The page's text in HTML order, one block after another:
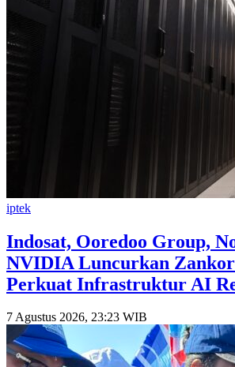
iptek
Indosat, Ooredoo Group,
NVIDIA Luncurkan
Perkuat Infrastruktur AI
7 Agustus 2026, 23:23 WIB